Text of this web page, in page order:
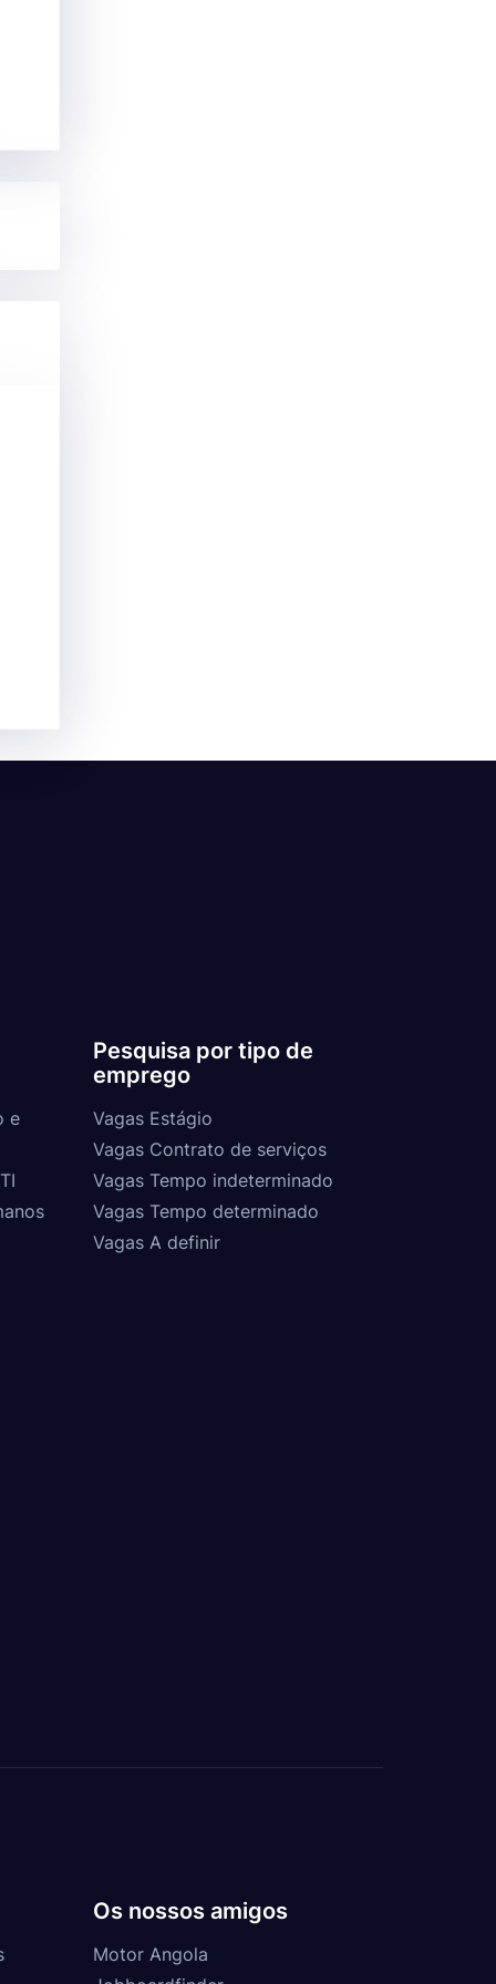
e
Pesquisa por tipo de
emprego
Vagas Estágio
Vagas Contrato de serviços
Vagas Tempo indeterminado
Vagas Tempo determinado
Vagas A definir
Os nossos amigos
Motor Angola